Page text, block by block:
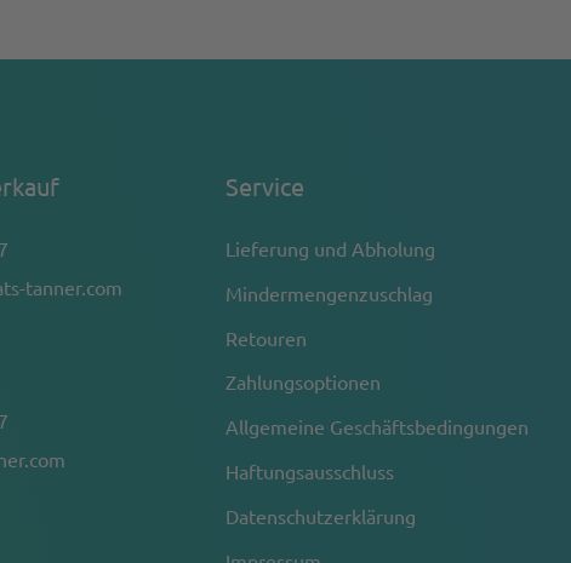
tanner.com
Service
Lieferung und Abholung
Mindermengenzuschlag
Retouren
Zahlungsoptionen
Allgemeine Geschäftsbedingungen
Haftungsausschluss
Datenschutzerklärung